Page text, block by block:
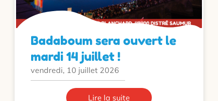
Badaboum sera ouvert le
mardi 14 juillet !
vendredi, 10 juillet 2026
Lire la suite